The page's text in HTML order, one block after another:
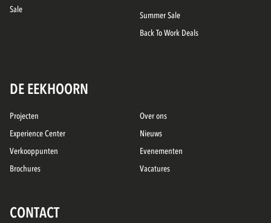
Sale
Summer Sale
Back To Work Deals
DE EEKHOORN
Projecten
Experience Center
Verkooppunten
Brochures
Over ons
Nieuws
Evenementen
Vacatures
CONTACT